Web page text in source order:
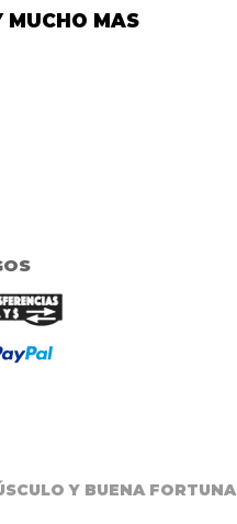
MUCHO MAS
Y BUENA FORTUNA